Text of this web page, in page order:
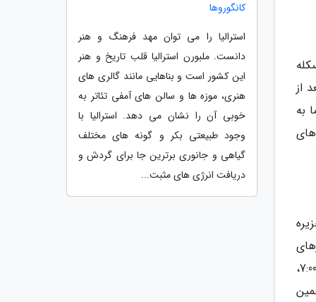
از
به
7:00، 9:00، 13:00، 17:00 و 21:00 شناورهای
حمل مسافر به سمت جزیره هرمز حرکت می نمایند و تندروهای موجود در اسکله شهید ذاکری قشم رأس ساعت های 7:00،
کانگوروها
استرالیا را می توان مهد فرهنگ و هنر
دانست. ملبورن استرالیا قلب تاریخ و هنر
این کشور است و بناهایی مانند گالری های
هنری، موزه ها و سالن های آمفی تئاتر به
خوبی آن را نشان می دهد. استرالیا با
وجود طبیعتی بکر و گونه های مختلف
گیاهی و جانوری برترین جا برای گردش و
دریافت انرژی های مثبت...